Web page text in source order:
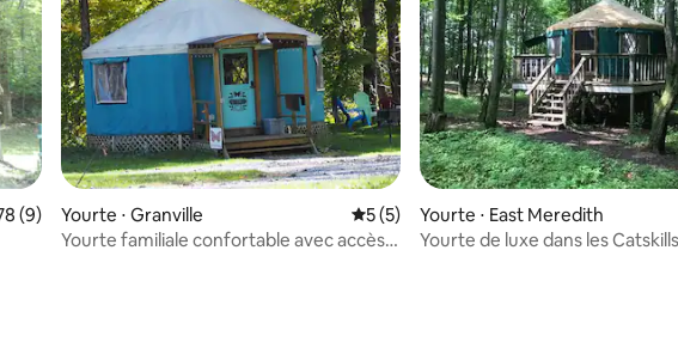
moyenne sur la base de 9 commentaires : 4,78 sur 5
(9)
Yourte ⋅ Granville Évaluation moyenne sur la base de 5
5 (5)
Yourte familiale confortable avec accès à
Yourte ⋅ East Meredith
Yourte de luxe dans les